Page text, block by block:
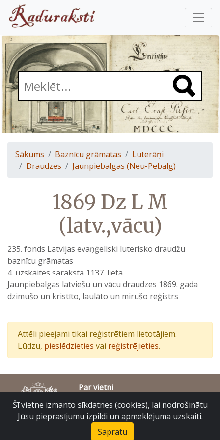
Sākums Baznīcu grāmatas
Luterāņi
Draudzes
Jaunpiebalgas (Neu-Pebalg)
1869 Dz L M
(latv.,vācu)
235. fonds Latvijas evaņģēliski luterisko draudžu
baznīcu grāmatas
4. uzskaites saraksta 1137. lieta
Jaunpiebalgas latviešu un vācu draudzes 1869. gada
dzimušo un kristīto, laulāto un mirušo reģistrs
Attēli pieejami tikai reģistrētiem lietotājiem.
Lūdzu, pieslēdzieties vai reģistrējieties.
Par vietni
Piekļūstamības paziņojums
© Latvijas Valsts vēstures arhīvs 2007-2026
Slokas iela 16, Rīga, LV – 1048
Šī vietne izmanto sīkdatnes (cookies), lai nodrošinātu
Jūsu pieprasījumu izpildi un apmeklējuma uzskaiti.
Sapratu